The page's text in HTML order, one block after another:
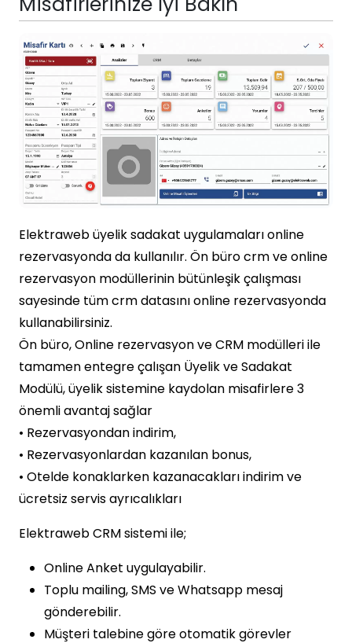
Elektraweb üyelik sadakat uygulamaları online
rezervasyonda da kullanılır. Ön büro crm ve online
rezervasyon modüllerinin bütünleşik çalışması
sayesinde tüm crm datasını online rezervasyonda
kullanabilirsiniz.
Ön büro, Online rezervasyon ve CRM modülleri ile
tamamen entegre çalışan Üyelik ve Sadakat
Modülü, üyelik sistemine kaydolan misafirlere 3
önemli avantaj sağlar
• Rezervasyondan indirim,
• Rezervasyonlardan kazanılan bonus,
• Otelde konaklarken kazanacakları indirim ve
ücretsiz servis ayrıcalıkları
Elektraweb CRM sistemi ile;
Online Anket uygulayabilir.
Toplu mailing, SMS ve Whatsapp mesaj
gönderebilir.
Müşteri talebine göre otomatik görevler